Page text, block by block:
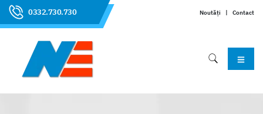
0332.730.730 Noutăți | Contact